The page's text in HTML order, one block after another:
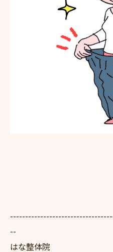
--
はな整体院